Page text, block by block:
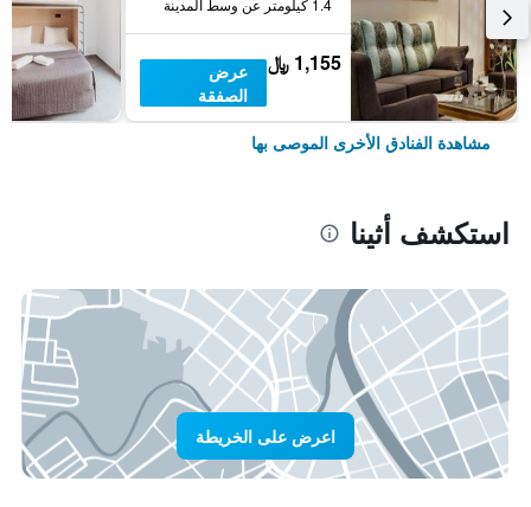
1.4 كيلومتر عن وسط المدينة
1,155 ﷼
عرض
الصفقة
مشاهدة الفنادق الأخرى الموصى بها
استكشف أثينا
اعرض على الخريطة